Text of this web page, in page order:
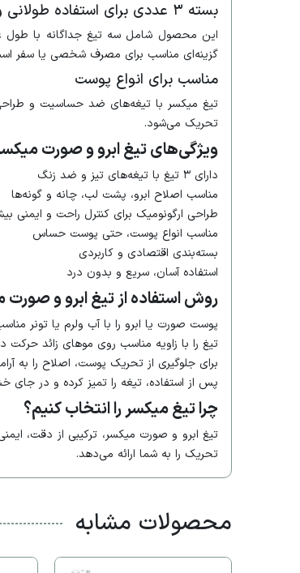
بسته ۳ عددی برای استفاده طولانی و به‌صرفه
گزینه‌ای مناسب برای مصرف شخصی یا سفر
مناسب برای انواع پوست
تیغ میکسر با تیغه‌های ضد حساسیت و
تحریک می‌شود.
ویژگی‌های تیغ ابرو و صورت میکسر
دارای ۳ تیغ با تیغه‌های تیز و ضد زنگ
مناسب اصلاح ابرو، پشت لب، چانه و گونه‌ها
طراحی ارگونومیک برای کنترل راحت و ایمنی
مناسب انواع پوست، حتی پوست حساس
بسته‌بندی اقتصادی و کاربردی
استفاده آسان، سریع و بدون درد
روش استفاده از تیغ ابرو و صورت
پوست صورت یا ابرو را با آب ولرم یا تونر
تیغ را با زاویه مناسب روی موهای زائد حرکت
برای جلوگیری از تحریک پوست، اصلاح را به
پس از استفاده، تیغه را تمیز کرده و در جای
چرا تیغ میکسر را انتخاب کنیم؟
تحریک را به شما ارائه می‌دهد.
محصولات مشابه